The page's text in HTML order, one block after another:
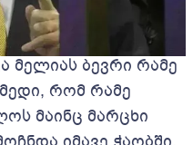
მელიას ბევრი რამე
რომ რამე
მაინც მარცხი